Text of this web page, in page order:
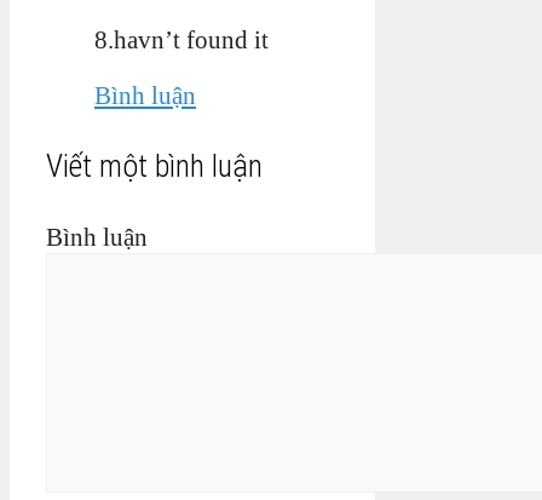
8.havn’t found it
Bình luận
Viết một bình luận
Bình luận